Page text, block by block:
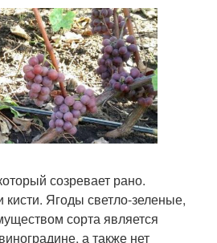
созревает рано.
Ягоды светло-зеленые,
сорта является
а также нет